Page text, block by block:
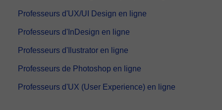
Professeurs d'UX/UI Design en ligne
Professeurs d'InDesign en ligne
Professeurs d'Ilustrator en ligne
Professeurs de Photoshop en ligne
Professeurs d'UX (User Experience) en ligne